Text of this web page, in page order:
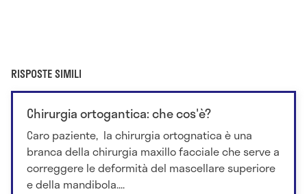
RISPOSTE SIMILI
Chirurgia ortogantica: che cos'è?
Caro paziente, la chirurgia ortognatica è una
branca della chirurgia maxillo facciale che serve a
correggere le deformità del mascellare superiore
e della mandibola....